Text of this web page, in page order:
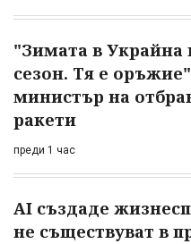
"Зимата в Украйна
сезон. Тя е
министър на
ракети
преди 1 час
AI създаде
не съществуват в